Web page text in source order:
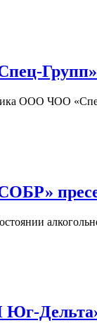
Групп»
ООО ЧОО
Дельта»